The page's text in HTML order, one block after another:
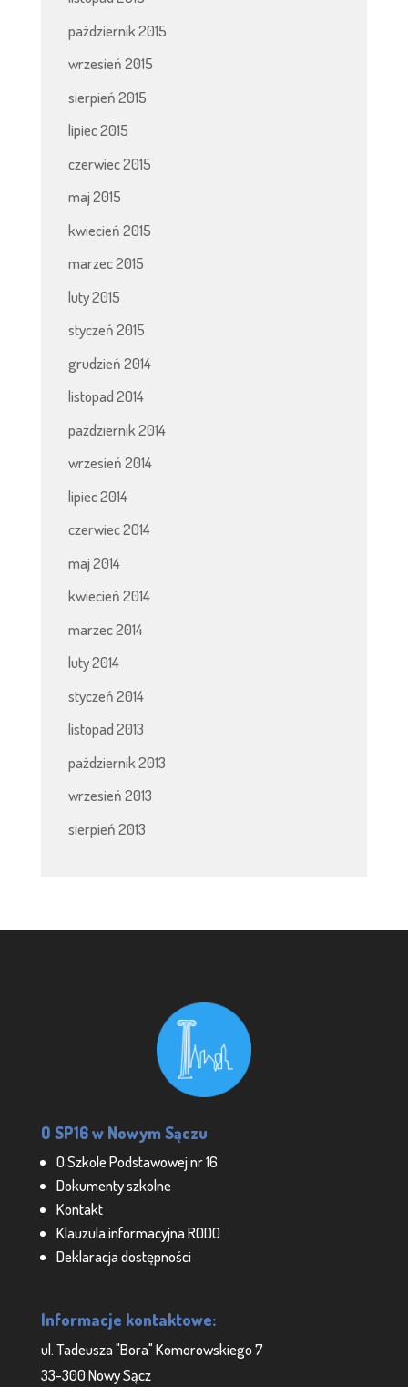
październik 2015
wrzesień 2015
sierpień 2015
lipiec 2015
czerwiec 2015
maj 2015
kwiecień 2015
marzec 2015
luty 2015
styczeń 2015
grudzień 2014
listopad 2014
październik 2014
wrzesień 2014
lipiec 2014
czerwiec 2014
maj 2014
kwiecień 2014
marzec 2014
luty 2014
styczeń 2014
listopad 2013
październik 2013
wrzesień 2013
sierpień 2013
O SP16 w Nowym Sączu
O Szkole Podstawowej nr 16
Dokumenty szkolne
Kontakt
Klauzula informacyjna RODO
Deklaracja dostępności
Informacje kontaktowe:
ul. Tadeusza "Bora" Komorowskiego 7
33-300 Nowy Sącz